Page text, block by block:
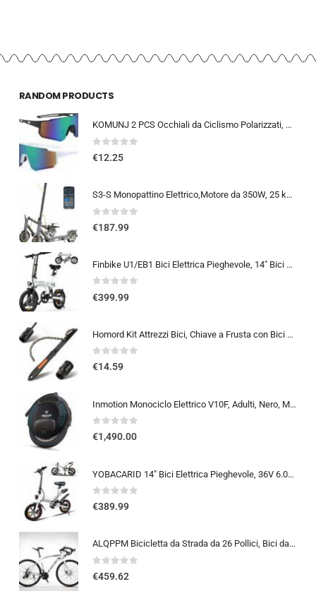
RANDOM PRODUCTS
KOMUNJ 2 PCS Occhiali da Ciclismo Polarizzati, Occhiali da Sole Sportivi, Occhiali da Ciclismo Polarizzati da Uomo e Donna, A
0out of 5
€12.25
S3-S Monopattino Elettrico,Motore da 350W, 25 km/h, 30-35KM di Autonomia, Turn Signal, 8.5″ Scooter Elettrico Pieghevole y…
0out of 5
€187.99
Finbike U1/EB1 Bici Elettrica Pieghevole, 14″ Bici Elettrica da 280.8 WH Batteria, Autonomia di 40 KM, Motore 250W, E-Bike…
0out of 5
€399.99
Homord Kit Attrezzi Bici, Chiave a Frusta con Bici Chiave Pacco Pignoni, Kit Catena Bici Frusta per Catena Freewheel Removal
0out of 5
€14.59
Inmotion Monociclo Elettrico V10F, Adulti, Nero, Motore 2000W, Autonomia Fino a 75km, 25lm/h, Pneumatico Gonfiabile 16″, Blue
0out of 5
€1,490.00
YOBACARID 14″ Bici Elettrica Pieghevole, 36V 6.0AH Batteria 250W Motore, Fino a 25-35km, Freni a Doppio Disco e Velocità M…
0out of 5
€389.99
ALQPPM Bicicletta da Strada da 26 Pollici, Bici da 24 Velocità, Freno a Doppio Disco, Telaio in Acciaio ad Alto Tenore Di …
0out of 5
€459.62